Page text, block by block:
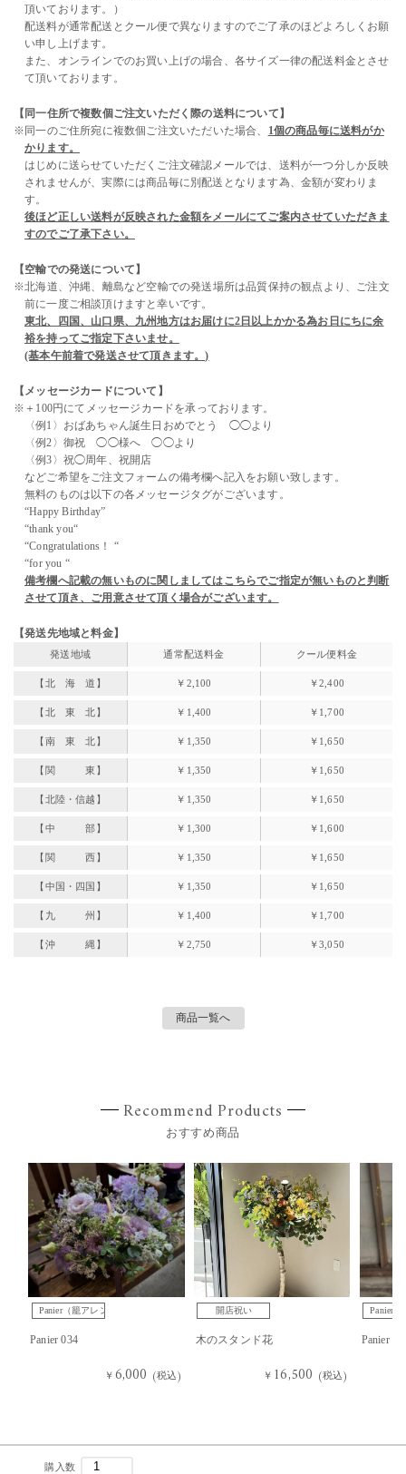
購入数
頂いております。）
配送料が通常配送とクール便で異なりますのでご了承のほどよろしくお願
い申し上げます。
また、オンラインでのお買い上げの場合、各サイズ一律の配送料金とさせ
て頂いております。
【同一住所で複数個ご注文いただく際の送料について】
※同一のご住所宛に複数個ご注文いただいた場合、 1個の商品毎に送料がか
かります。
はじめに送らせていただくご注文確認メールでは、送料が一つ分しか反映
されませんが、実際には商品毎に別配送となります為、金額が変わりま
す。
後ほど正しい送料が反映された金額をメールにてご案内させていただきま
すのでご了承下さい。
【空輸での発送について】
※北海道、沖縄、離島など空輸での発送場所は品質保持の観点より、ご注文
前に一度ご相談頂けますと幸いです。
東北、四国、山口県、九州地方はお届けに2日以上かかる為お日にちに余
裕を持ってご指定下さいませ。
(基本午前着で発送させて頂きます。)
【メッセージカードについて】
※＋100円にてメッセージカードを承っております。
〈例1〉おばあちゃん誕生日おめでとう ◯◯より
〈例2〉御祝 ◯◯様へ ◯◯より
〈例3〉祝◯周年、祝開店
などご希望をご注文フォームの備考欄へ記入をお願い致します。
無料のものは以下の各メッセージタグがございます。
“Happy Birthday”
“thank you“
“Congratulations！ “
“for you “
備考欄へ記載の無いものに関しましてはこちらでご指定が無いものと判断
させて頂き、ご用意させて頂く場合がございます。
【発送先地域と料金】
発送地域 通常配送料金 クール便料金
【北 海 道】 ￥2,100 ￥2,400
【北 東 北】 ￥1,400 ￥1,700
【南 東 北】 ￥1,350 ￥1,650
【関 東】 ￥1,350 ￥1,650
【北陸・信越】 ￥1,350 ￥1,650
【中 部】 ￥1,300 ￥1,600
【関 西】 ￥1,350 ￥1,650
【中国・四国】 ￥1,350 ￥1,650
【九 州】 ￥1,400 ￥1,700
【沖 縄】 ￥2,750 ￥3,050
商品一覧へ
Recommend Products
おすすめ商品
Panier（籠アレンジ）
Panier 034
￥6,000 (税込)
開店祝い
木のスタンド花
￥ 16,500 (税込)
Panier
Panier